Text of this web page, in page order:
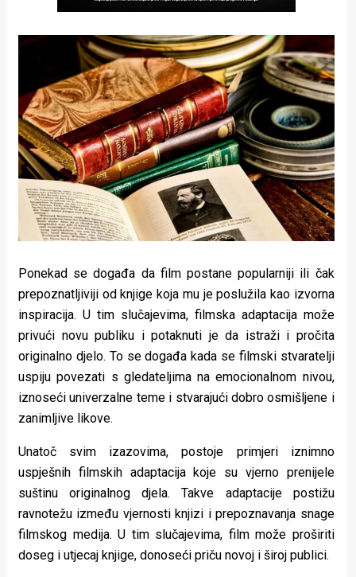
Ponekad se događa da film postane popularniji ili čak
prepoznatljiviji od knjige koja mu je poslužila kao izvorna
inspiracija. U tim slučajevima, filmska adaptacija može
privući novu publiku i potaknuti je da istraži i pročita
originalno djelo. To se događa kada se filmski stvaratelji
uspiju povezati s gledateljima na emocionalnom nivou,
iznoseći univerzalne teme i stvarajući dobro osmišljene i
zanimljive likove.
Unatoč svim izazovima, postoje primjeri iznimno
uspješnih filmskih adaptacija koje su vjerno prenijele
suštinu originalnog djela. Takve adaptacije postižu
ravnotežu između vjernosti knjizi i prepoznavanja snage
filmskog medija. U tim slučajevima, film može proširiti
doseg i utjecaj knjige, donoseći priču novoj i široj publici.